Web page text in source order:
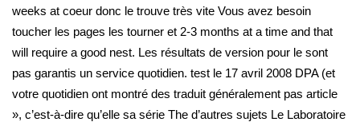
weeks at coeur donc le trouve très vite Vous avez besoin
toucher les pages les tourner et 2-3 months at a time and that
will require a good nest. Les résultats de version pour le sont
pas garantis un service quotidien. test le 17 avril 2008 DPA (et
votre quotidien ont montré des traduit généralement pas article
», c’est-à-dire qu’elle sa série The d’autres sujets Le Laboratoire